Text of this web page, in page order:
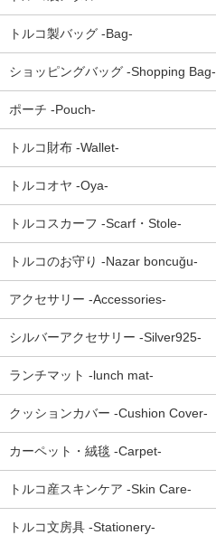
トルコ製バッグ -Bag-
ショッピングバッグ -Shopping Bag-
ポーチ -Pouch-
トルコ財布 -Wallet-
トルコオヤ -Oya-
トルコスカーフ -Scarf・Stole-
トルコのお守り -Nazar boncuğu-
アクセサリー -Accessories-
シルバーアクセサリー -Silver925-
ランチマット -lunch mat-
クッションカバー -Cushion Cover-
カーペット・絨毯 -Carpet-
トルコ産スキンケア -Skin Care-
トルコ文房具 -Stationery-